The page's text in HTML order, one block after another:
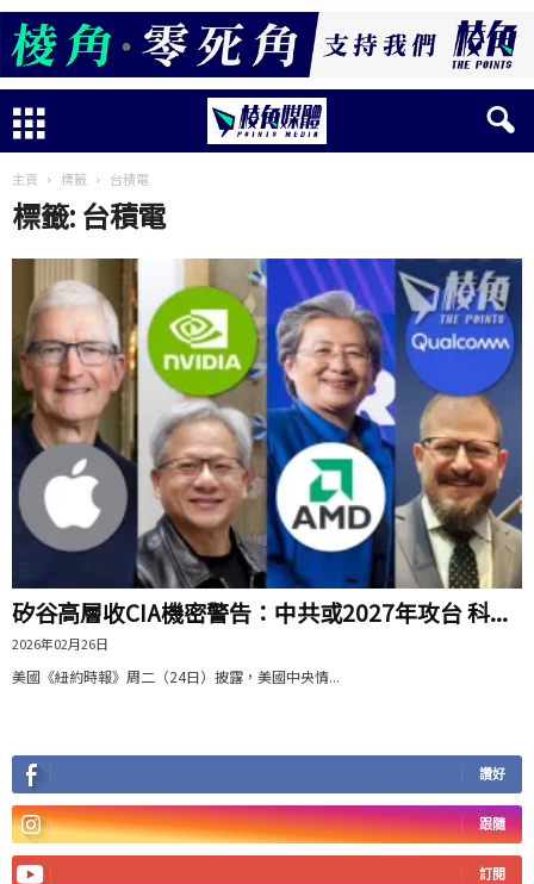
主頁 標籤 台積電
標籤: 台積電
矽谷高層收CIA機密警告：中共或2027年攻台 科...
2026年02月26日
美國《紐約時報》周二（24日）披露，美國中央情...
讚好
跟隨
訂閱